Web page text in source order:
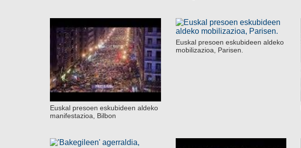
Euskal presoen eskubideen aldeko
manifestazioa, Bilbon
Euskal presoen eskubideen aldeko
mobilizazioa, Parisen.